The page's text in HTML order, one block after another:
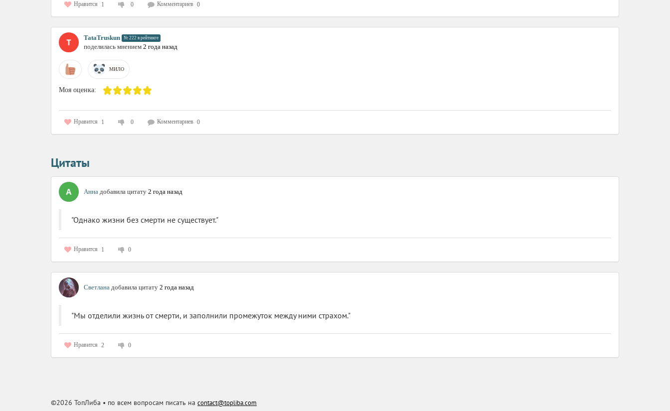
Нравится 1 0 Комментариев 0
TataTruskun № 222 в рейтинге
поделилась мнением 2 года назад
МИЛО
Моя оценка:
Нравится 1 0 Комментариев 0
Цитаты
Анна добавила цитату 2 года назад
"Однако жизни без смерти не существует."
Нравится 1 0
Светлана добавила цитату 2 года назад
"Мы отделили жизнь от смерти, и заполнили промежуток между ними страхом."
Нравится 2 0
©2026 ТопЛиба • по всем вопросам писать на contact@topliba.com